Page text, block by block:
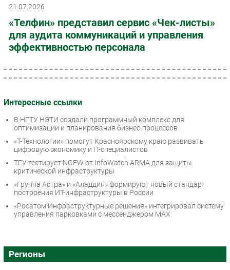
21.07.2026
«Телфин» представил сервис «Чек-листы»
для аудита коммуникаций и управления
эффективностью персонала
Интересные ссылки
В НГТУ НЭТИ создали программный комплекс для
оптимизации и планирования бизнес-процессов
«Т-Технологии» помогут Красноярскому краю развивать
цифровую экономику и IT-специалистов
ТГУ тестирует NGFW от InfoWatch ARMA для защиты
критической инфраструктуры
«Группа Астра» и «Аладдин» формируют новый стандарт
построения ИТ-инфраструктуры в России
«Росатом Инфраструктурные решения» интегрировал систему
управления парковками с мессенджером МАХ
Регионы